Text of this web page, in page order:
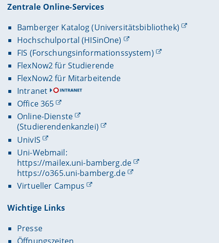
Zentrale Online-Services
Bamberger Katalog (Universitätsbibliothek)
Hochschulportal (HISinOne)
FIS (Forschungsinformationssystem)
FlexNow2 für Studierende
FlexNow2 für Mitarbeitende
Intranet
Office 365
Online-Dienste
(Studierendenkanzlei)
UnivIS
Uni-Webmail:
https://mailex.uni-bamberg.de
https://o365.uni-bamberg.de
Virtueller Campus
Wichtige Links
Presse